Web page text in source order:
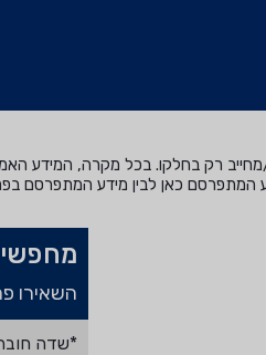
רק בחלקו. בכל מקרה, המידע
כאן לבין מידע המתפרסם
השאירו
*שדה